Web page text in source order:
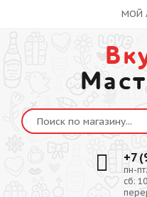
МОЙ
+7
пн-
сб: